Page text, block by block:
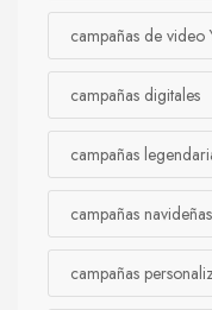
campañas de video
campañas digitales
campañas
campañas navideñas
campañas